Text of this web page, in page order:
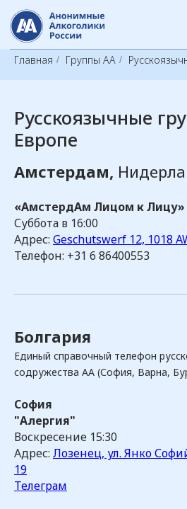
Главная / Группы АА /
Русскоязычные
Европе
Амстердам,
«АмстердАм Лицом к Лицу»
Суббота в 16:00
Адрес: Geschutswerf 12, 1018
Телефон: +31 6 86400553
Болгария
Единый справочный телефон
содружества АА (София, Варна,
София
"Алергия"
Воскресение 15:30
Адрес: Лозенец, ул. Янко
19
Телеграм